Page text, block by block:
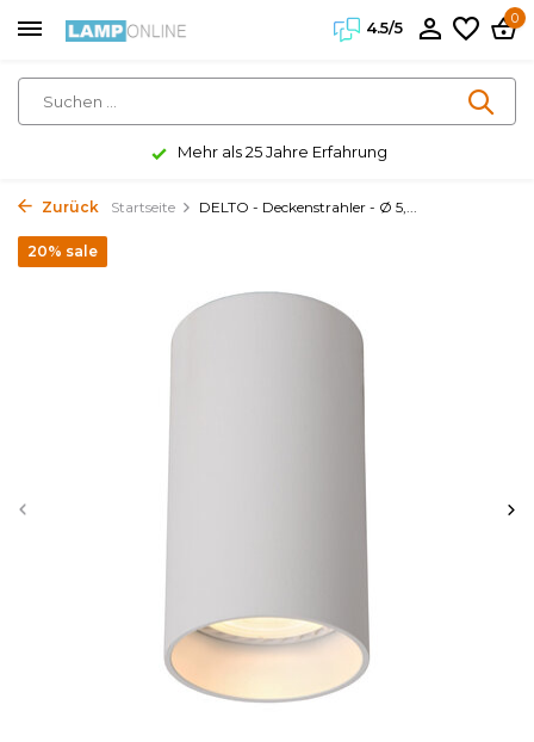
4.5/5
0
Mehr als 25 Jahre Erfahrung
Zurück Startseite DELTO - Deckenstrahler - Ø 5,...
20% sale